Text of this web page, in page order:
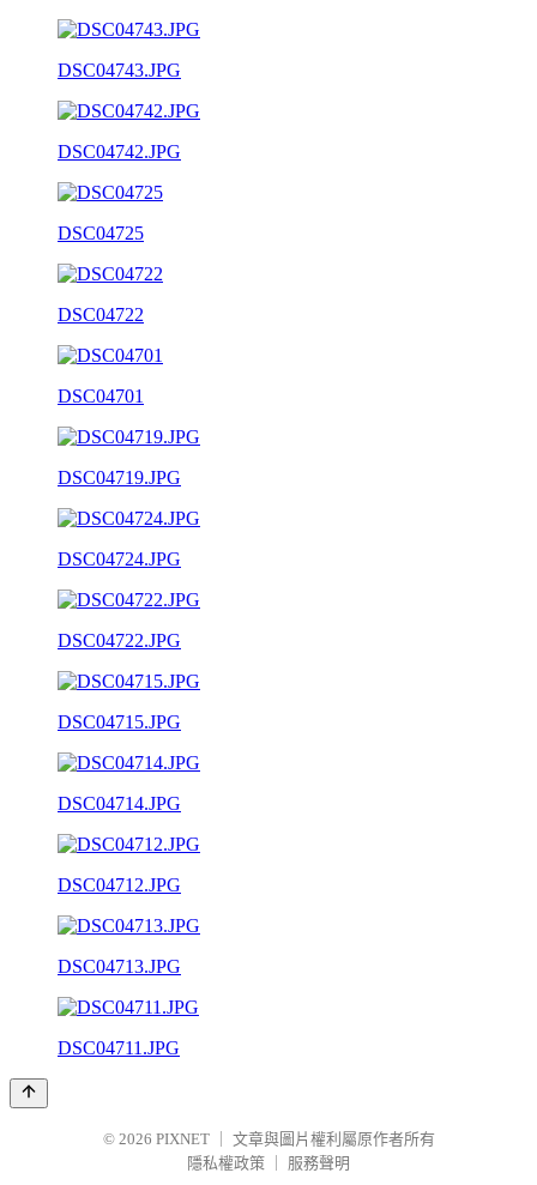
DSC04743.JPG
DSC04742.JPG
DSC04725
DSC04722
DSC04701
DSC04719.JPG
DSC04724.JPG
DSC04722.JPG
DSC04715.JPG
DSC04714.JPG
DSC04712.JPG
DSC04713.JPG
DSC04711.JPG
© 2026 PIXNET
文章與圖片權利屬原作者所有
隱私權政策
服務聲明